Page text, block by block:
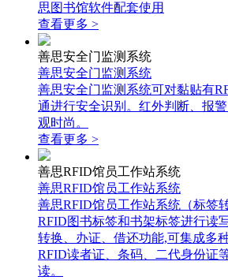
思图书馆软件配套使用
查看更多 >
善思安全门监测系统
善思安全门监测系统
善思安全门监测系统可对黏贴有
通进行安全识别。红外判断、报
观时尚。
查看更多 >
善思RFID馆员工作站系统
善思RFID馆员工作站系统
善思RFID馆员工作站系统（标签
RFID图书标签和书架标签进行读
转换、办证、借还功能,可集成多
RFID读者证、条码、二代身份证
读。